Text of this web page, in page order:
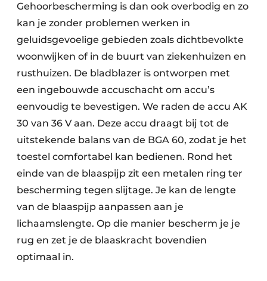
Gehoorbescherming is dan ook overbodig en zo
kan je zonder problemen werken in
geluidsgevoelige gebieden zoals dichtbevolkte
woonwijken of in de buurt van ziekenhuizen en
rusthuizen. De bladblazer is ontworpen met
een ingebouwde accuschacht om accu’s
eenvoudig te bevestigen. We raden de accu AK
30 van 36 V aan. Deze accu draagt bij tot de
uitstekende balans van de BGA 60, zodat je het
toestel comfortabel kan bedienen. Rond het
einde van de blaaspijp zit een metalen ring ter
bescherming tegen slijtage. Je kan de lengte
van de blaaspijp aanpassen aan je
lichaamslengte. Op die manier bescherm je je
rug en zet je de blaaskracht bovendien
optimaal in.